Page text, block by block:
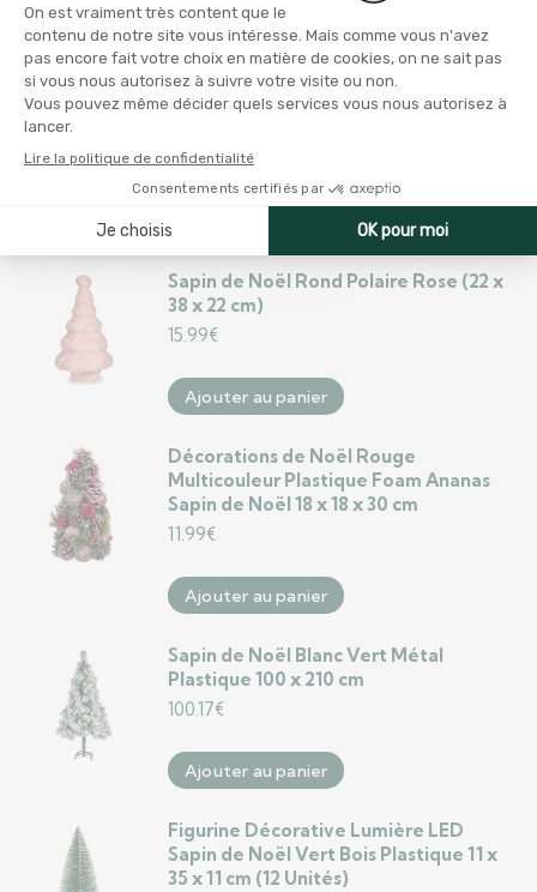
Ajouter au panier
Sapin de Noël DKD Home Decor
Rouge Vert Naturel PVC 35 x 35 x 70
34.99€
Sapin de Noël Rond Polaire Rose (22 x
38 x 22 cm)
15.99€
Ajouter au panier
Décorations de Noël Rouge
Multicouleur Plastique Foam Ananas
Sapin de Noël 18 x 18 x 30 cm
11.99€
Ajouter au panier
Sapin de Noël Blanc Vert Métal
Plastique 100 x 210 cm
100.17€
Ajouter au panier
Figurine Décorative Lumière LED
Sapin de Noël Vert Bois Plastique 11 x
35 x 11 cm (12 Unités)